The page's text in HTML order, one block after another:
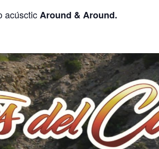
acúscticAround & Around.